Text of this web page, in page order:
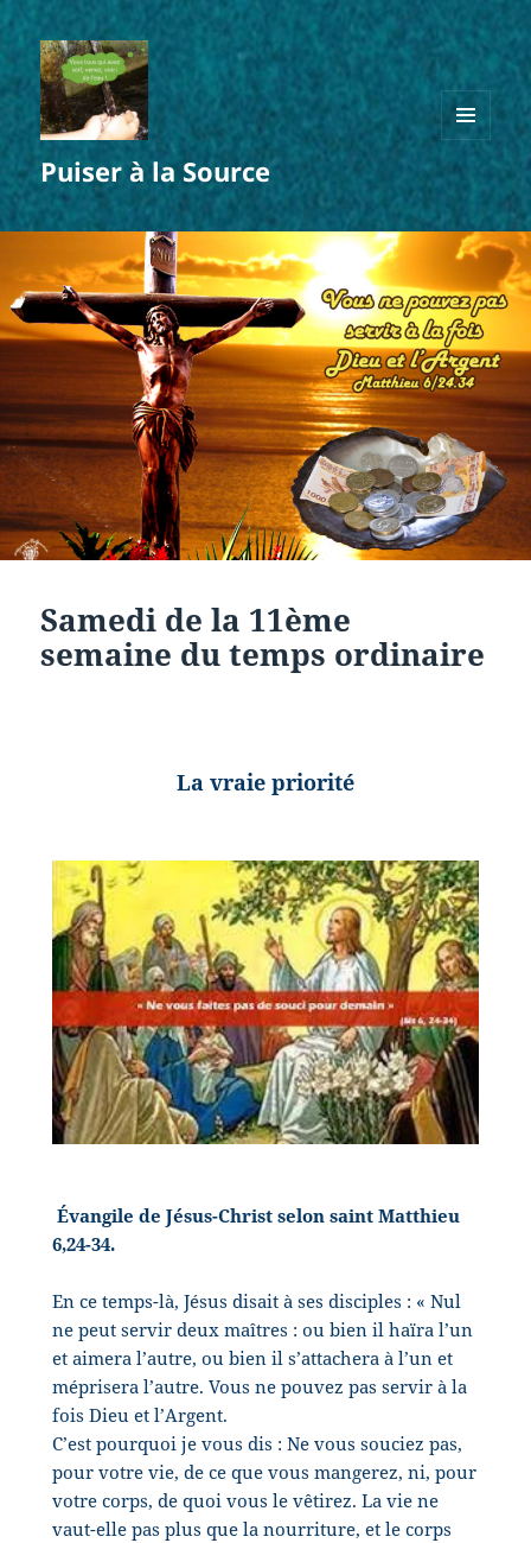
Puiser à la Source
MENU
ET
WIDGETS
Samedi de la 11ème
semaine du temps ordinaire
La vraie priorité
Évangile de Jésus-Christ selon saint Matthieu
6,24-34.
En ce temps-là, Jésus disait à ses disciples : « Nul
ne peut servir deux maîtres : ou bien il haïra l’un
et aimera l’autre, ou bien il s’attachera à l’un et
méprisera l’autre. Vous ne pouvez pas servir à la
fois Dieu et l’Argent.
C’est pourquoi je vous dis : Ne vous souciez pas,
pour votre vie, de ce que vous mangerez, ni, pour
votre corps, de quoi vous le vêtirez. La vie ne
vaut-elle pas plus que la nourriture, et le corps